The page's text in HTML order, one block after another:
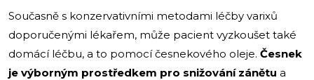
Současně s konzervativními metodami léčby varixů
doporučenými lékařem, může pacient vyzkoušet také
domácí léčbu, a to pomocí česnekového oleje. Česnek
je výborným prostředkem pro snižování zánětu a